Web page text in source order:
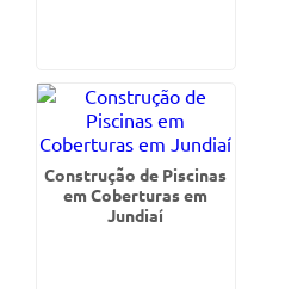
Construção de Piscinas
em Coberturas em
Jundiaí